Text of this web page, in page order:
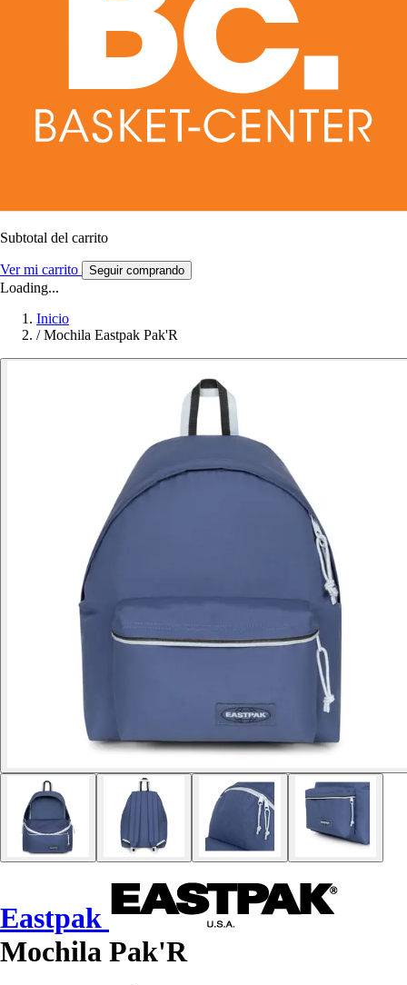
Subtotal del carrito
Ver mi carrito Seguir comprando
Loading...
Inicio
/ Mochila Eastpak Pak'R
Eastpak
Mochila Pak'R